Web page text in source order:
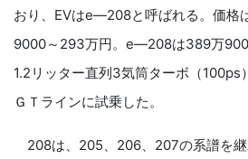
おり、EVはe―208と呼ばれる。価格
9000～293万円。e―208は389万
1.2リッター直列3気筒ターボ（100ps
ＧＴラインに試乗した。
208は、205、206、207の系譜を継